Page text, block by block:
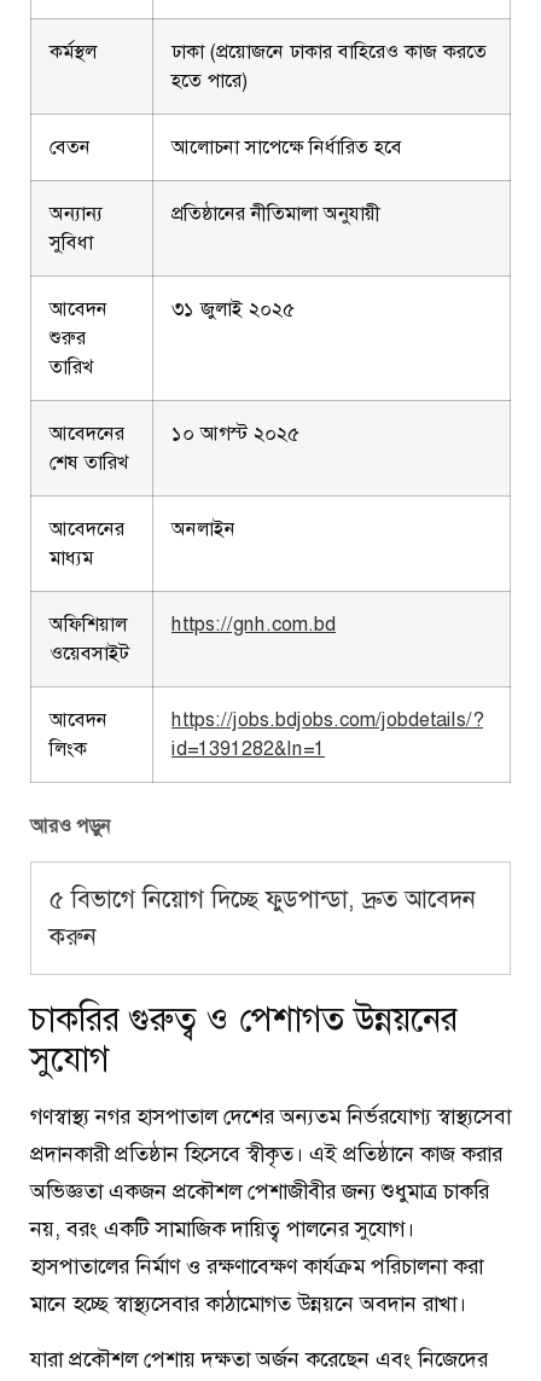
কর্মস্থল
ঢাকা (প্রয়োজনে ঢাকার বাহিরেও কাজ করতে
হতে পারে)
বেতন আলোচনা সাপেক্ষে নির্ধারিত হবে
অন্যান্য
সুবিধা
প্রতিষ্ঠানের নীতিমালা অনুযায়ী
আবেদন
শুরুর
তারিখ
৩১ জুলাই ২০২৫
আবেদনের
শেষ তারিখ
১০ আগস্ট ২০২৫
আবেদনের
মাধ্যম
অনলাইন
অফিশিয়াল
ওয়েবসাইট
https://gnh.com.bd
আবেদন
লিংক
https://jobs.bdjobs.com/jobdetails/?
id=1391282&ln=1
আরও পড়ুন
৫ বিভাগে নিয়োগ দিচ্ছে ফুডপান্ডা, দ্রুত আবেদন
করুন
চাকরির গুরুত্ব ও পেশাগত উন্নয়নের
সুযোগ
গণস্বাস্থ্য নগর হাসপাতাল দেশের অন্যতম নির্ভরযোগ্য স্বাস্থ্যসেবা
প্রদানকারী প্রতিষ্ঠান হিসেবে স্বীকৃত। এই প্রতিষ্ঠানে কাজ করার
অভিজ্ঞতা একজন প্রকৌশল পেশাজীবীর জন্য শুধুমাত্র চাকরি
নয়, বরং একটি সামাজিক দায়িত্ব পালনের সুযোগ।
হাসপাতালের নির্মাণ ও রক্ষণাবেক্ষণ কার্যক্রম পরিচালনা করা
মানে হচ্ছে স্বাস্থ্যসেবার কাঠামোগত উন্নয়নে অবদান রাখা।
যারা প্রকৌশল পেশায় দক্ষতা অর্জন করেছেন এবং নিজেদের